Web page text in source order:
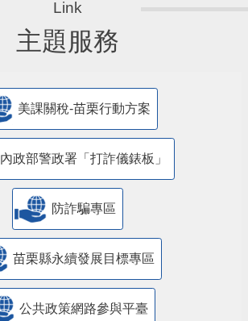
主題服務
美課關稅-苗栗行動方案
內政部警政署「打詐儀錶板」
防詐騙專區
苗栗縣永續發展目標專區
公共政策網路參與平臺